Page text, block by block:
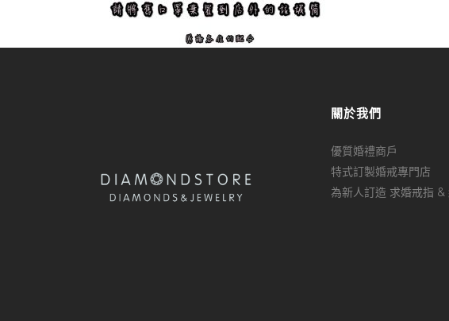
關於我們
優質婚禮商戶
特式訂製婚戒專門店
為新人訂造 求婚戒指 &